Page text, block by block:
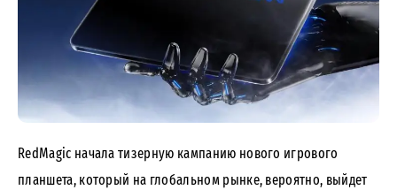
RedMagic начала тизерную кампанию нового игрового
планшета, который на глобальном рынке, вероятно, выйдет